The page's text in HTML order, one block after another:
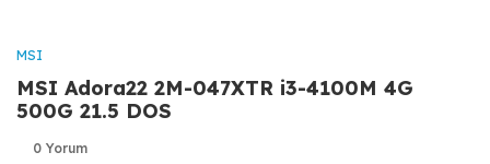
MSI
MSI Adora22 2M-047XTR i3-4100M 4G
500G 21.5 DOS
0 Yorum